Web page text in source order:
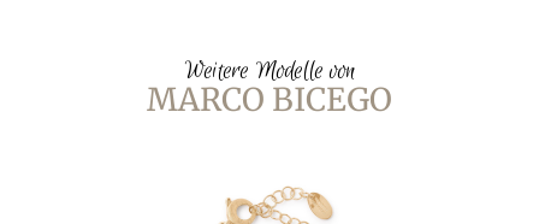
Weitere Modelle von
MARCO BICEGO